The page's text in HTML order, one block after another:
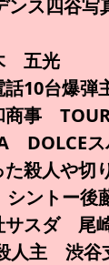
ス四谷写
五光
話10台爆
商事
DOLCEス
殺人や切
シントー
サスダ
人主 渋